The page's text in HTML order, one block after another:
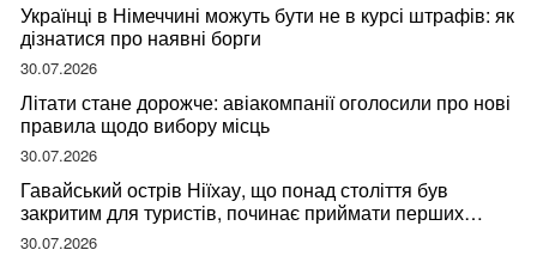
Українці в Німеччині можуть бути не в курсі штрафів: як
дізнатися про наявні борги
30.07.2026
Літати стане дорожче: авіакомпанії оголосили про нові
правила щодо вибору місць
30.07.2026
Гавайський острів Ніїхау, що понад століття був
закритим для туристів, починає приймати перших
відвідувачів
30.07.2026